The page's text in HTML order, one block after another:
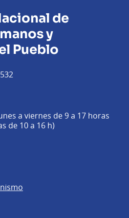
de
y
Pueblo
a viernes de 9 a 17 horas
de 10 a 16 h)